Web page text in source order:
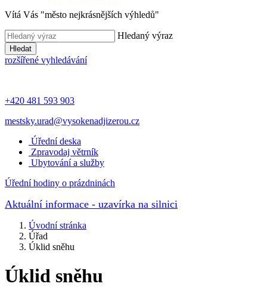
Vítá Vás "město nejkrásnějších výhledů"
Hledaný výraz
Hledat
rozšířené vyhledávání
+420 481 593 903
mestsky.urad@vysokenadjizerou.cz
Úřední deska
Zpravodaj větrník
Ubytování a služby
Úřední hodiny o prázdninách
Aktuální informace - uzavírka na silnici
Úvodní stránka
Úřad
Úklid sněhu
Úklid sněhu